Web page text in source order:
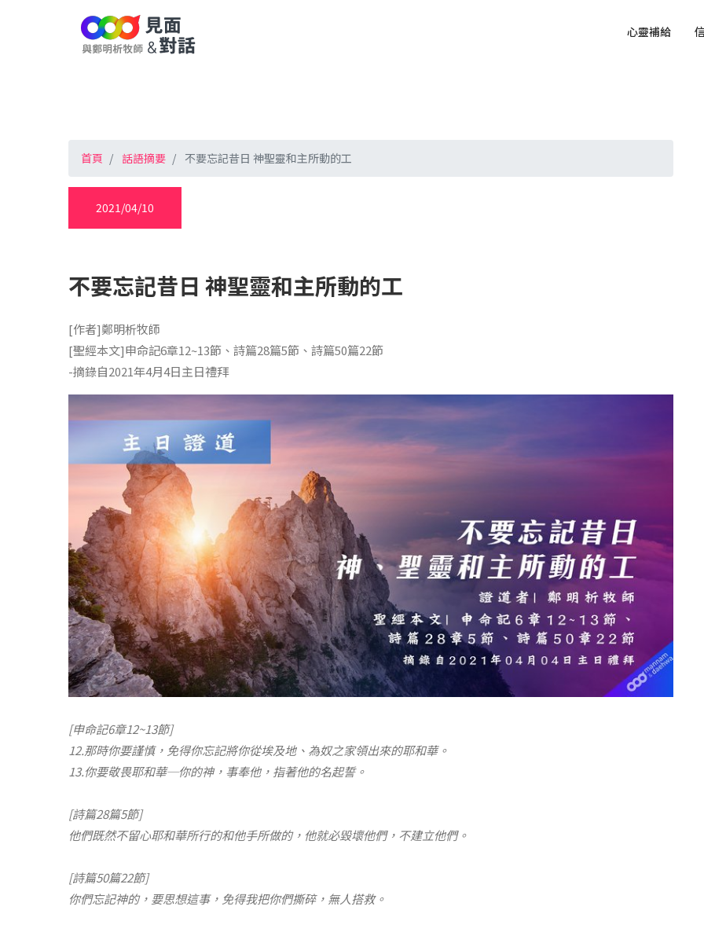
心靈補給
首頁 話語摘要 不要忘記昔日 神聖靈和主所動的工
2021/04/10
不要忘記昔日 神聖靈和主所動的工
[作者]鄭明析牧師
[聖經本文]申命記6章12~13節、詩篇28篇5節、詩篇50篇22節
-摘錄自2021年4月4日主日禮拜
[申命記6章12~13節]
12.那時你要謹慎，免得你忘記將你從埃及地、為奴之家領出來的耶和華。
13.你要敬畏耶和華─你的神，事奉他，指著他的名起誓。
[詩篇28篇5節]
他們既然不留心耶和華所行的和他手所做的，他就必毀壞他們，不建立他們。
[詩篇50篇22節]
你們忘記神的，要思想這事，免得我把你們撕碎，無人搭救。